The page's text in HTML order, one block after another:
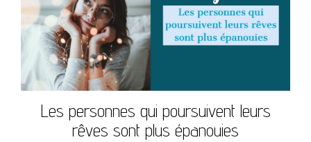
Les personnes qui poursuivent leurs
rêves sont plus épanouies